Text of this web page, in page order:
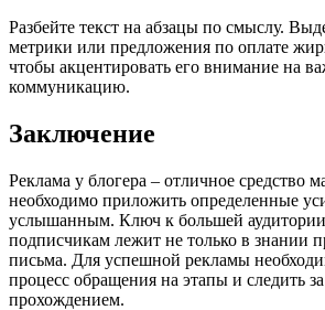
Разбейте текст на абзацы по смыслу.
метрики или предложения по оплате
чтобы акцентировать его внимание на
коммуникацию.
Заключение
Реклама у блогера – отличное средство
необходимо приложить определенные
услышанным. Ключ к большей
подписчикам лежит не только в знании
письма. Для успешной рекламы
процесс обращения на этапы и следить
прохождением.